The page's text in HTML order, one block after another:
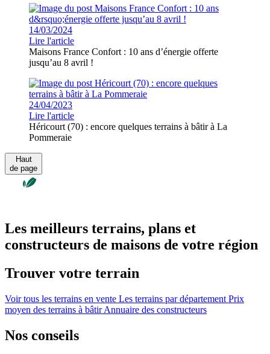
14/03/2024
Lire l'article
Maisons France Confort : 10 ans d’énergie offerte
jusqu’au 8 avril !
24/04/2023
Lire l'article
Héricourt (70) : encore quelques terrains à bâtir à La
Pommeraie
Haut
de page
Les meilleurs terrains, plans et
constructeurs de maisons de votre région
Trouver votre terrain
Voir tous les terrains en vente Les terrains par département Prix
moyen des terrains à bâtirAnnuaire des constructeurs
Nos conseils